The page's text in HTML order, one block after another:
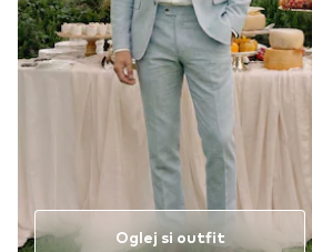
Oglej si outfit